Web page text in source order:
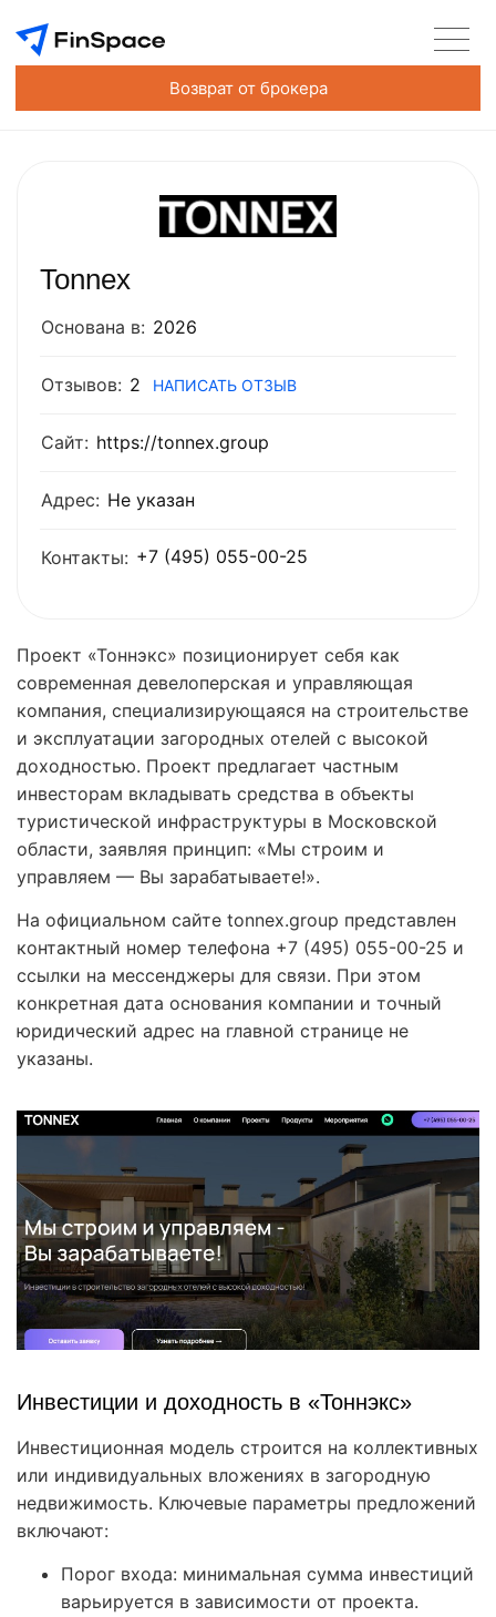
Возврат от брокера
Tonnex
Основана в: 2026
Отзывов: 2 НАПИСАТЬ ОТЗЫВ
Сайт: https://tonnex.group
Адрес: Не указан
Контакты: +7 (495) 055-00-25
Проект «Тоннэкс» позиционирует себя как
современная девелоперская и управляющая
компания, специализирующаяся на строительстве
и эксплуатации загородных отелей с высокой
доходностью. Проект предлагает частным
инвесторам вкладывать средства в объекты
туристической инфраструктуры в Московской
области, заявляя принцип: «Мы строим и
управляем — Вы зарабатываете!».
На официальном сайте tonnex.group представлен
контактный номер телефона +7 (495) 055-00-25 и
ссылки на мессенджеры для связи. При этом
конкретная дата основания компании и точный
юридический адрес на главной странице не
указаны.
Инвестиции и доходность в «Тоннэкс»
Инвестиционная модель строится на коллективных
или индивидуальных вложениях в загородную
недвижимость. Ключевые параметры предложений
включают:
Порог входа: минимальная сумма инвестиций
варьируется в зависимости от проекта.